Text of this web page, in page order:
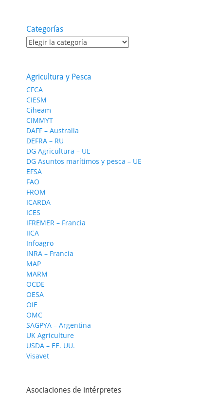
Categorías
Categorías
Agricultura y Pesca
CFCA
CIESM
Ciheam
CIMMYT
DAFF – Australia
DEFRA – RU
DG Agricultura – UE
DG Asuntos marítimos y pesca – UE
EFSA
FAO
FROM
ICARDA
ICES
IFREMER – Francia
IICA
Infoagro
INRA – Francia
MAP
MARM
OCDE
OESA
OIE
OMC
SAGPYA – Argentina
UK Agriculture
USDA – EE. UU.
Visavet
Asociaciones de intérpretes